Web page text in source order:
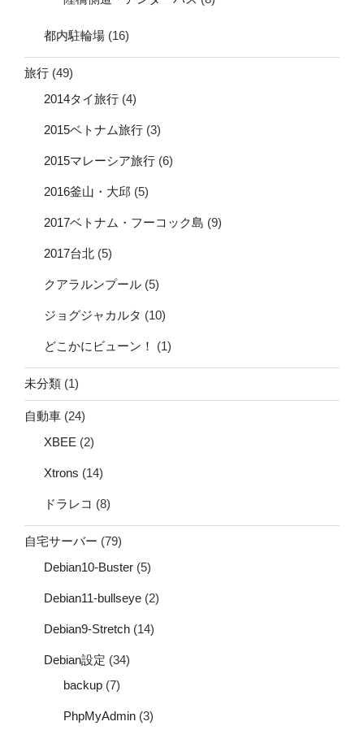
都内駐輪場 (16)
旅行 (49)
2014タイ旅行 (4)
2015ベトナム旅行 (3)
2015マレーシア旅行 (6)
2016釜山・大邱 (5)
2017ベトナム・フーコック島 (9)
2017台北 (5)
クアラルンプール (5)
ジョグジャカルタ (10)
どこかにビューン！ (1)
未分類 (1)
自動車 (24)
XBEE (2)
Xtrons (14)
ドラレコ (8)
自宅サーバー (79)
Debian10-Buster (5)
Debian11-bullseye (2)
Debian9-Stretch (14)
Debian設定 (34)
backup (7)
PhpMyAdmin (3)